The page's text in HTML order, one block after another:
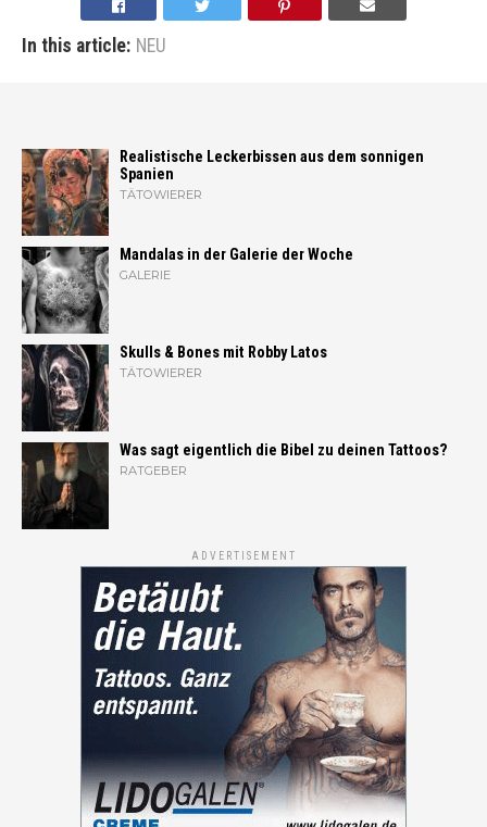
In this article: NEU
Realistische Leckerbissen aus dem sonnigen
Spanien
TÄTOWIERER
Mandalas in der Galerie der Woche
GALERIE
Skulls & Bones mit Robby Latos
TÄTOWIERER
Was sagt eigentlich die Bibel zu deinen Tattoos?
RATGEBER
ADVERTISEMENT